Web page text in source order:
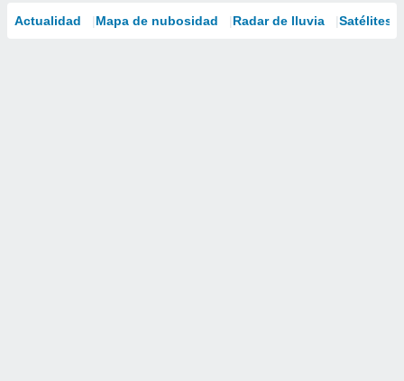
Actualidad Mapa de nubosidad Radar de lluvia Satélites